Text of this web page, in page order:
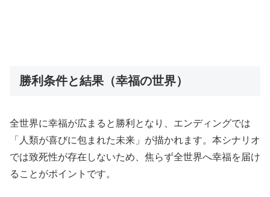
勝利条件と結果（幸福の世界）
全世界に幸福が広まると勝利となり、エンディングでは
「人類が喜びに包まれた未来」が描かれます。本シナリオ
では致死性が存在しないため、焦らず全世界へ幸福を届け
ることがポイントです。